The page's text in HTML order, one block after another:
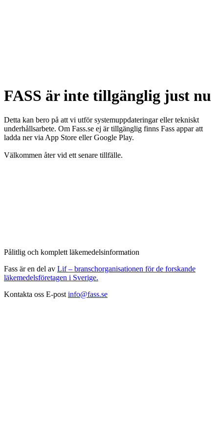
FASS är inte tillgänglig just nu
Detta kan bero på att vi utför systemuppdateringar eller tekniskt
underhållsarbete. Om Fass.se ej är tillgänglig finns Fass appar att
ladda ner via App Store eller Google Play.
Välkommen åter vid ett senare tillfälle.
Pålitlig och komplett läkemedelsinformation
Fass är en del av Lif – branschorganisationen för de forskande
läkemedelsföretagen i Sverige.
Kontakta oss E-post info@fass.se